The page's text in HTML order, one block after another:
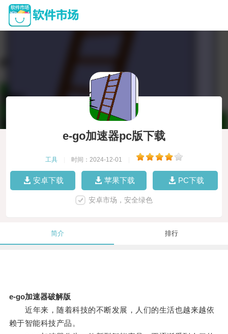
e-go加速器pc版下载
工具 时间：2024-12-01
安卓下载 苹果下载 PC下载
安卓市场，安全绿色
简介 排行
e-go加速器破解版
近年来，随着科技的不断发展，人们的生活也越来越依
赖于智能科技产品。